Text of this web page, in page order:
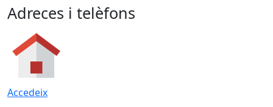
Adreces i telèfons
Accedeix